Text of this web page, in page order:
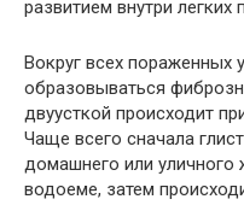
развитием внутри легких
Вокруг всех пораженных
образовываться
двуусткой происходит
Чаще всего сначала
домашнего или уличного
водоеме, затем